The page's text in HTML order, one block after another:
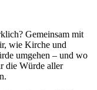
Gemeinsam mit
wie Kirche und
umgehen – und wo
die Würde aller